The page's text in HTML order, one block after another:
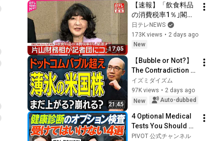
17:05
【速報】「飲食料品
の消費税率1％｣閣議
決定  片山財務相が記
者団にコメント
日テレNEWS
173K views • 2 days ago
New
21:45
【Bubble or Not?】
The Contradiction
US Stockholders
Need to Know Right
Now | A Thorough
イズミダイズム
97K views • 2 days ago
New
Auto-dubbed
4 Optional Medical
Tests You Should
Avoid / 6 Tests You
PIVOT 公式チャンネル